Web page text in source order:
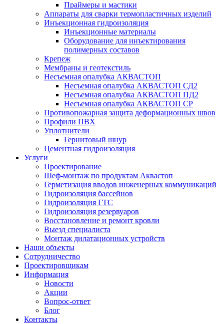
Праймеры и мастики
Аппараты для сварки термопластичных изделий
Инъекционная гидроизоляция
Инъекционные материалы
Оборудование для инъектирования
полимерных составов
Крепеж
Мембраны и геотекстиль
Несъемная опалубка АКВАСТОП
Несъемная опалубка АКВАСТОП СД2
Несъемная опалубка АКВАСТОП ПД2
Несъемная опалубка АКВАСТОП СР
Противопожарная защита деформационных швов
Профили ПВХ
Уплотнители
Гернитовый шнур
Цементная гидроизоляция
Услуги
Проектирование
Шеф-монтаж по продуктам Аквастоп
Герметизация вводов инженерных коммуникаций
Гидроизоляция бассейнов
Гидроизоляция ГТС
Гидроизоляция резервуаров
Восстановление и ремонт кровли
Выезд специалиста
Монтаж дилатационных устройств
Наши объекты
Сотрудничество
Проектировщикам
Информация
Новости
Акции
Вопрос-ответ
Блог
Контакты